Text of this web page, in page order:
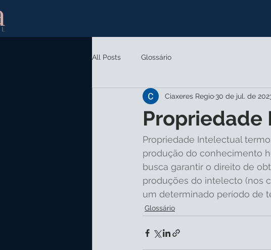
All Posts Glossário
Ciaxeres Regio 30 de jul. de
Propriedade Intelectual
produção do conhecimento
busca garantir o direito de
produções do intelecto (nos
um determinado período de
Glossário